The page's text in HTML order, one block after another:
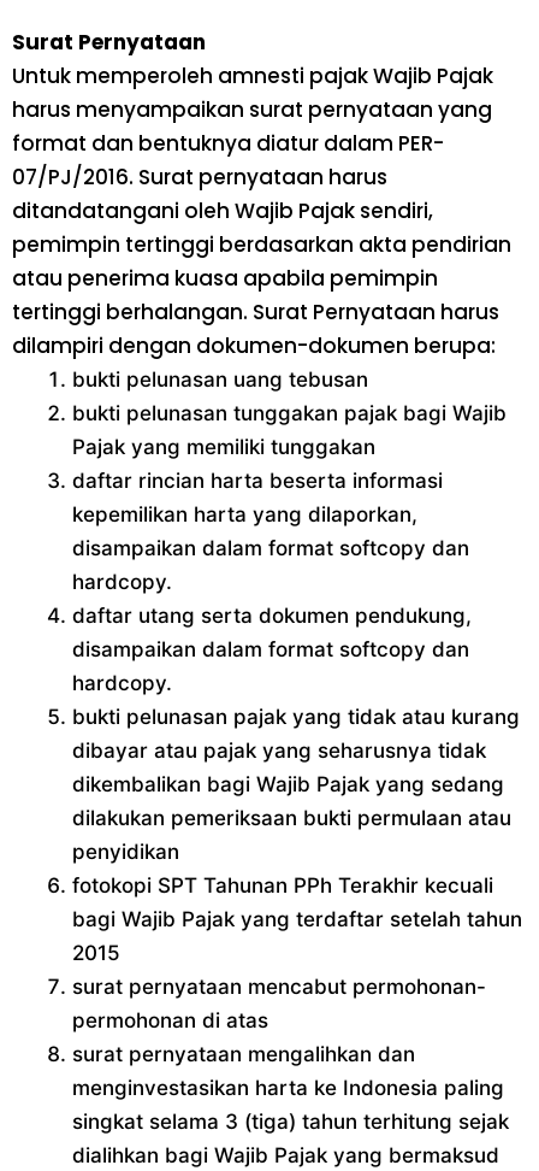
Surat Pernyataan
Untuk memperoleh amnesti pajak Wajib Pajak
harus menyampaikan surat pernyataan yang
format dan bentuknya diatur dalam PER-
07/PJ/2016. Surat pernyataan harus
ditandatangani oleh Wajib Pajak sendiri,
pemimpin tertinggi berdasarkan akta pendirian
atau penerima kuasa apabila pemimpin
tertinggi berhalangan. Surat Pernyataan harus
dilampiri dengan dokumen-dokumen berupa:
bukti pelunasan uang tebusan
bukti pelunasan tunggakan pajak bagi Wajib
Pajak yang memiliki tunggakan
daftar rincian harta beserta informasi
kepemilikan harta yang dilaporkan,
disampaikan dalam format softcopy dan
hardcopy.
daftar utang serta dokumen pendukung,
disampaikan dalam format softcopy dan
hardcopy.
bukti pelunasan pajak yang tidak atau kurang
dibayar atau pajak yang seharusnya tidak
dikembalikan bagi Wajib Pajak yang sedang
dilakukan pemeriksaan bukti permulaan atau
penyidikan
fotokopi SPT Tahunan PPh Terakhir kecuali
bagi Wajib Pajak yang terdaftar setelah tahun
2015
surat pernyataan mencabut permohonan-
permohonan di atas
surat pernyataan mengalihkan dan
menginvestasikan harta ke Indonesia paling
singkat selama 3 (tiga) tahun terhitung sejak
dialihkan bagi Wajib Pajak yang bermaksud